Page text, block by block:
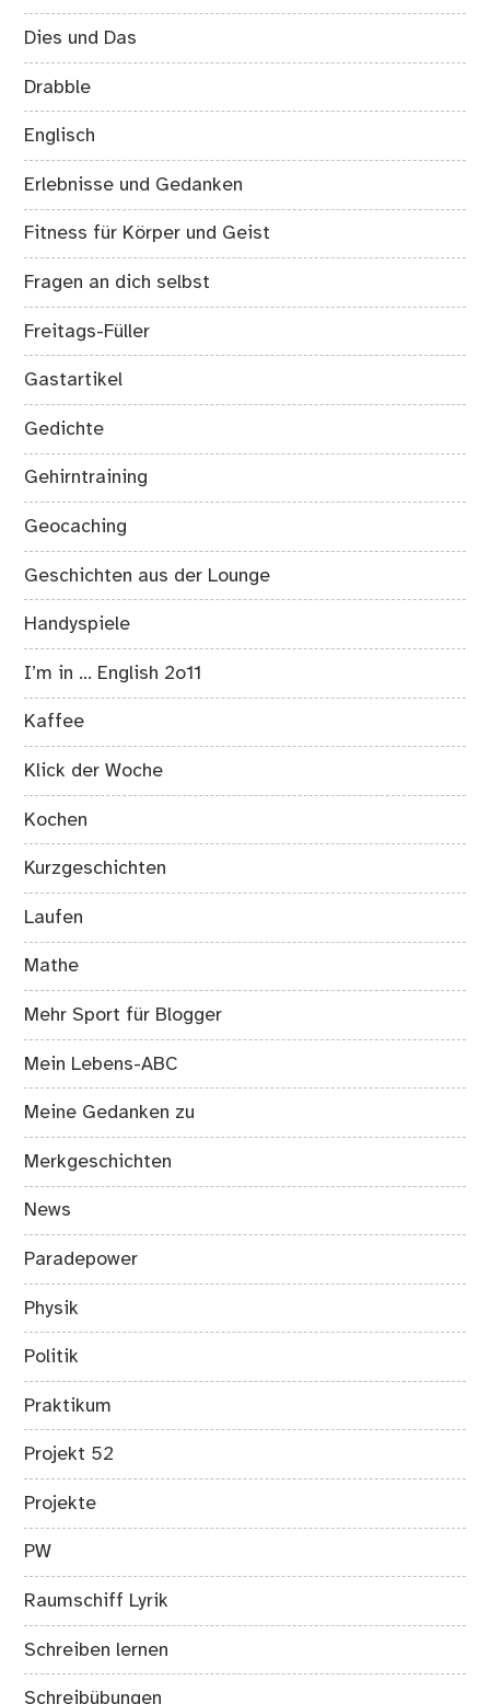
Dies und Das
Drabble
Englisch
Erlebnisse und Gedanken
Fitness für Körper und Geist
Fragen an dich selbst
Freitags-Füller
Gastartikel
Gedichte
Gehirntraining
Geocaching
Geschichten aus der Lounge
Handyspiele
I’m in … English 2o11
Kaffee
Klick der Woche
Kochen
Kurzgeschichten
Laufen
Mathe
Mehr Sport für Blogger
Mein Lebens-ABC
Meine Gedanken zu
Merkgeschichten
News
Paradepower
Physik
Politik
Praktikum
Projekt 52
Projekte
PW
Raumschiff Lyrik
Schreiben lernen
Schreibübungen